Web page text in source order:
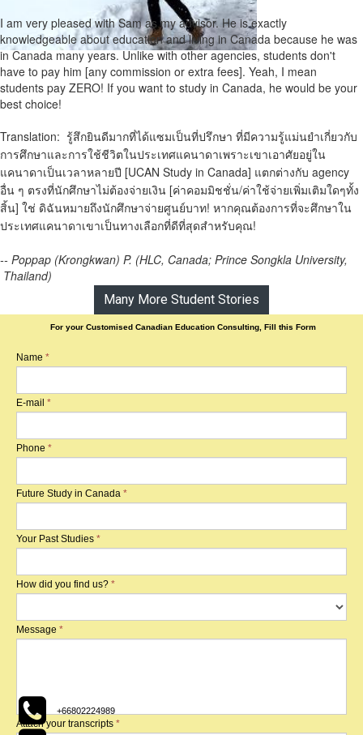
I am very pleased with Sam as my advisor. He is exactly
knowledgeable about education and living in Canada because he was
in Canada many years. Unlike with other agencies, students don't
have to pay him [any commission or extra fees]. Yeah, I mean
students pay ZERO! If you want to study in Canada, he would be your
best choice!
Translation: รู้สึกยินดีมากที่ได้แซมเป็นที่ปรึกษา ที่มีความรู้แม่นยำเกี่ยวกับ
การศึกษาและการใช้ชีวิตในประเทศแคนาดาเพราะเขาเอาศัยอยู่ใน
แคนาดาเป็นเวลาหลายปี [UCAN Study in Canada] แตกต่างกับ agency
อื่น ๆ ตรงที่นักศึกษาไม่ต้องจ่ายเงิน [ค่าคอมมิชชั่น/ค่าใช้จ่ายเพิ่มเติมใดๆทั้ง
สิ้น] ใช่ ดิฉันหมายถึงนักศึกษาจ่ายศูนย์บาท! หากคุณต้องการที่จะศึกษาใน
ประเทศแคนาดาเขาเป็นทางเลือกที่ดีที่สุดสำหรับคุณ!
-- Poppap (Krongkwan) P. (HLC, Canada; Prince Songkla University,
Thailand)
Many More Student Stories
For your Customised Canadian Education Consulting, Fill this Form
Name *
E-mail *
Phone *
Future Study in Canada *
Your Past Studies *
How did you find us? *
Message *
Attach your transcripts *
 +66802224989